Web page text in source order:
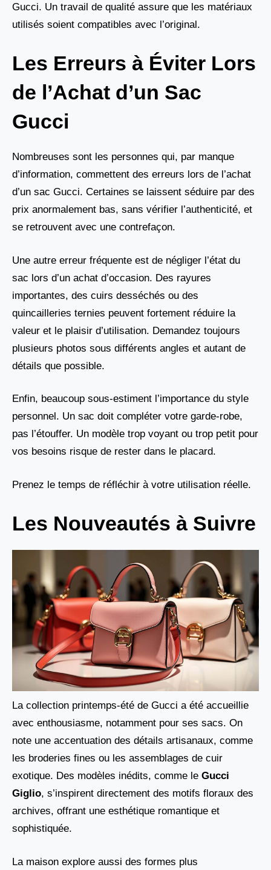
Gucci. Un travail de qualité assure que les matériaux
utilisés soient compatibles avec l’original.
Les Erreurs à Éviter Lors
de l’Achat d’un Sac
Gucci
Nombreuses sont les personnes qui, par manque
d’information, commettent des erreurs lors de l’achat
d’un sac Gucci. Certaines se laissent séduire par des
prix anormalement bas, sans vérifier l’authenticité, et
se retrouvent avec une contrefaçon.
Une autre erreur fréquente est de négliger l’état du
sac lors d’un achat d’occasion. Des rayures
importantes, des cuirs desséchés ou des
quincailleries ternies peuvent fortement réduire la
valeur et le plaisir d’utilisation. Demandez toujours
plusieurs photos sous différents angles et autant de
détails que possible.
Enfin, beaucoup sous-estiment l’importance du style
personnel. Un sac doit compléter votre garde-robe,
pas l’étouffer. Un modèle trop voyant ou trop petit pour
vos besoins risque de rester dans le placard.
Prenez le temps de réfléchir à votre utilisation réelle.
Les Nouveautés à Suivre
La collection printemps-été de Gucci a été accueillie
avec enthousiasme, notamment pour ses sacs. On
note une accentuation des détails artisanaux, comme
les broderies fines ou les assemblages de cuir
exotique. Des modèles inédits, comme le Gucci
Giglio, s’inspirent directement des motifs floraux des
archives, offrant une esthétique romantique et
sophistiquée.
La maison explore aussi des formes plus